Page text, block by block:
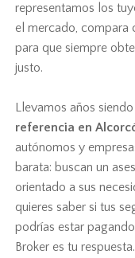
representamos los
el mercado, compara
para que siempre
justo.
Llevamos años
referencia en
autónomos y
barata: buscan un
orientado a sus
quieres saber si tus
podrías estar
Broker es tu respuesta.